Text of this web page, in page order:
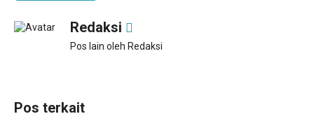
Redaksi
Pos lain oleh Redaksi
Pos terkait